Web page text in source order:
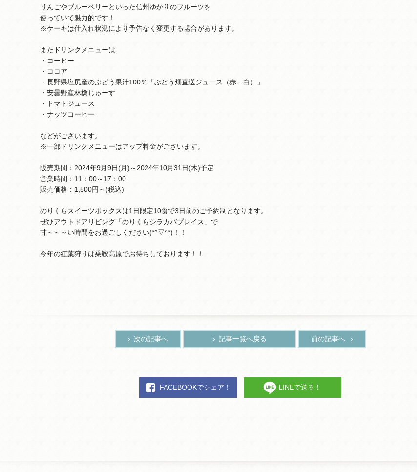
りんごやブルーベリーといった信州ゆかりのフルーツを
使っていて魅力的です！
※ケーキは仕入れ状況により予告なく変更する場合があります。
またドリンクメニューは
・コーヒー
・ココア
・長野県塩尻産のぶどう果汁100％「ぶどう畑直送ジュース（赤・白）」
・安曇野産林檎じゅーす
・トマトジュース
・ナッツコーヒー
などがございます。
※一部ドリンクメニューはアップ料金がございます。
販売期間：2024年9月9日(月)～2024年10月31日(木)予定
営業時間：11：00～17：00
販売価格：1,500円～(税込)
のりくらスイーツボックスは1日限定10食で3日前のご予約制となります。
ぜひアウトドアリビング「のりくらシラカバプレイス」で
甘～～～い時間をお過ごしください(*^▽^*)！！
今年の紅葉狩りは乗鞍高原でお待ちしております！！
次の記事へ 記事一覧へ戻る 前の記事へ
FACEBOOKでシェア！ LINEで送る！